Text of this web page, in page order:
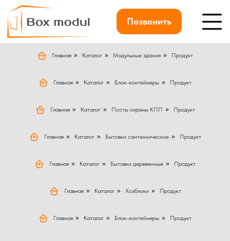
Позвонить
Главная » Каталог » Модульные здания » Продукт
Главная » Каталог » Блок-контейнеры » Продукт
Главная » Каталог » Посты охраны КПП » Продукт
Главная » Каталог » Бытовки сантехнические » Продукт
Главная » Каталог » Бытовки деревянные » Продукт
Главная » Каталог » Хозблоки » Продукт
Главная » Каталог » Блок-контейнеры » Продукт